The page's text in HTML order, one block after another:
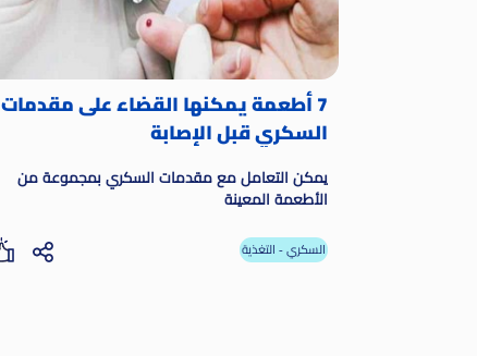
7 أطعمة يمكنها القضاء على مقدمات
السكري قبل الإصابة
يمكن التعامل مع مقدمات السكري بمجموعة من
الأطعمة المعينة
السكري - التغذية